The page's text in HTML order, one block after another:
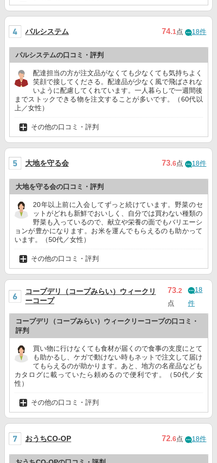
パルシステム 74.1点 18件
パルシステムの口コミ・評判
配達担当の方が注文品がなくても少なくても気持ちよく
笑顔で接してくださる。配達品が少なく風で飛ばされな
いように配慮してくれています。一人暮らしで一週間後
までストックできる物を注文することが多いです。（60代以
上／女性）
その他の口コミ・評判
大地を守る会 73.6点 18件
大地を守る会の口コミ・評判
20年以上前に入会してずっと続けています。野菜のセ
ットがどれも新鮮でおいしく、自分では買わない種類の
野菜も入っているので、献立や栄養の面でもバリエーシ
ョンが豊かになります。お米を運んでもらえるのも助かって
います。（50代／女性）
その他の口コミ・評判
コープデリ（コープみらい）ウィークリ
ーコープ
73.2
点
18
件
コープデリ（コープみらい）ウィークリーコープの口コミ・
評判
買い物に行けなくても食材が届くので食事の支度にとて
も助かるし、ケガで動けない時もネットで注文して届け
てもらえるのが助かります。あと、地方の名産品なども
カタログに載っていたら頼めるので便利です。（50代／女
性）
その他の口コミ・評判
おうちCO-OP 72.6点 18件